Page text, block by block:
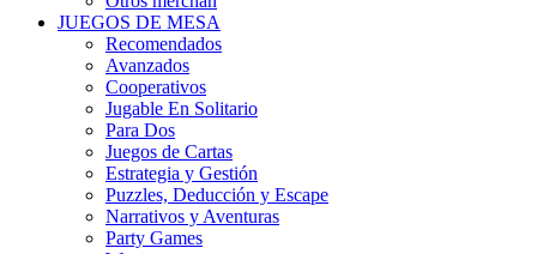
JUEGOS DE MESA
Recomendados
Avanzados
Cooperativos
Jugable En Solitario
Para Dos
Juegos de Cartas
Estrategia y Gestión
Puzzles, Deducción y Escape
Narrativos y Aventuras
Party Games